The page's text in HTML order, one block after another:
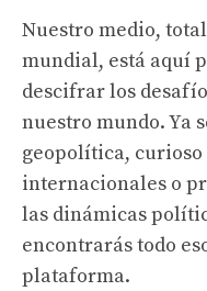
Nuestro medio,
mundial, está aquí
descifrar los
nuestro mundo. Ya
geopolítica,
internacionales o
las dinámicas
encontrarás todo
plataforma.